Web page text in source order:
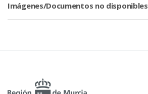
Imágenes/Documentos no disponibles